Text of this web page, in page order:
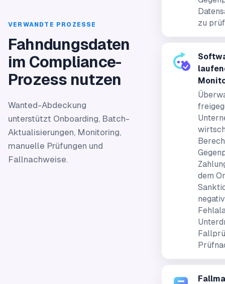
VERWANDTE PROZESSE
Fahndungsdaten
im Compliance-
Prozess nutzen
Wanted-Abdeckung
unterstützt Onboarding, Batch-
Aktualisierungen, Monitoring,
manuelle Prüfungen und
Fallnachweise.
zu
dem